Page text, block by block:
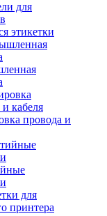
для
этикетки
провода и